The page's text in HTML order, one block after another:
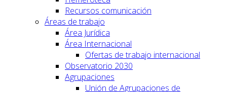
Recursos comunicación
Áreas de trabajo
Área Jurídica
Área Internacional
Ofertas de trabajo internacional
Observatorio 2030
Agrupaciones
Unión de Agrupaciones de